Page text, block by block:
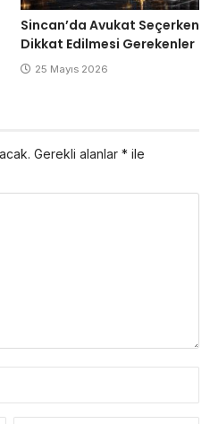
Sincan’da Avukat Seçerken
Dikkat Edilmesi Gerekenler
25 Mayıs 2026
Gerekli alanlar * ile